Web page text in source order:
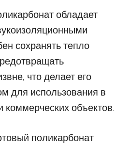
обладает
сохранять тепло
что делает его
для использования в
коммерческих объектов.
поликарбонат